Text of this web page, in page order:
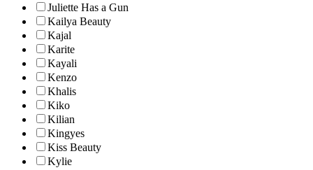
Juliette Has a Gun
Kailya Beauty
Kajal
Karite
Kayali
Kenzo
Khalis
Kiko
Kilian
Kingyes
Kiss Beauty
Kylie